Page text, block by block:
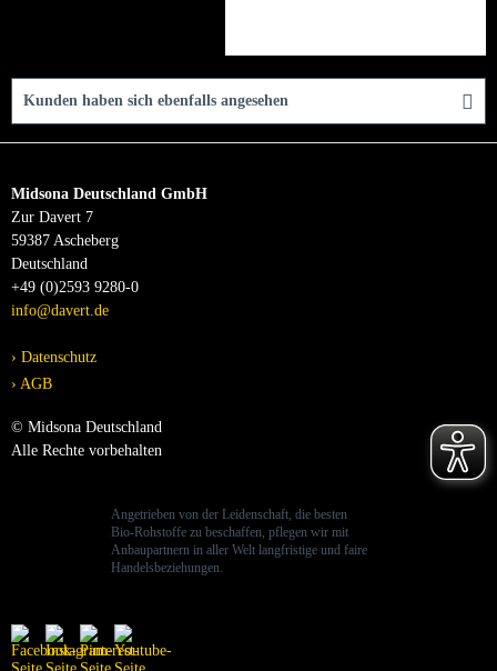
Kunden haben sich ebenfalls angesehen
Midsona Deutschland GmbH
Zur Davert 7
59387 Ascheberg
Deutschland
+49 (0)2593 9280-0
info@davert.de
Datenschutz
AGB
© Midsona Deutschland
Alle Rechte vorbehalten
Angetrieben von der Leidenschaft, die besten
Bio-Rohstoffe zu beschaffen, pflegen wir mit
Anbaupartnern in aller Welt langfristige und faire
Handelsbeziehungen.